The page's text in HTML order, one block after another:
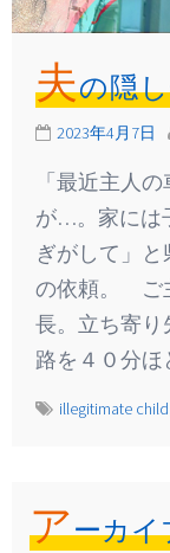
夫の隠
2023年4月7日
「最近主人
が…。家には
ぎがして」
の依頼。 ご
長。立ち寄
路を４０分
illegitimate child
アーカイ